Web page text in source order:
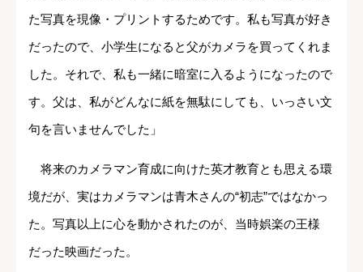
た写真を現像・プリントするためです。私も写真が好き
だったので、小学生になると父がカメラを買ってくれま
した。それで、私も一緒に暗室に入るようになったので
す。父は、私がどんなに紙を無駄にしても、いっさい文
句を言いませんでした」
将来のカメラマン育成に向けた英才教育とも思える環
境だが、実はカメラマンは青木さんの“初志”ではなかっ
た。写真以上に心を動かされたのが、当時娯楽の王様
だった映画だった。